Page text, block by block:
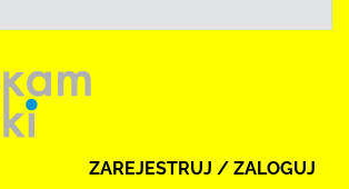
ZAREJESTRUJ / ZALOGUJ